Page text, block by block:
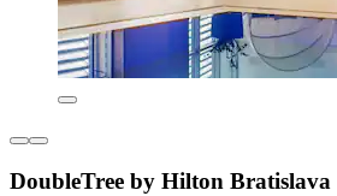
DoubleTree by Hilton Bratislava